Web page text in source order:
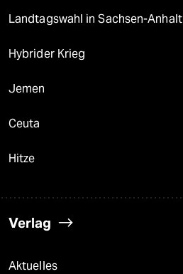
Landtagswahl in Sachsen-Anhalt
Hybrider Krieg
Jemen
Ceuta
Hitze
Verlag
Aktuelles